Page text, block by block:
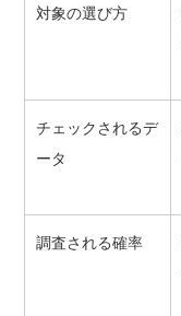
対象の選び方
チェックされるデ
ータ
調査される確率